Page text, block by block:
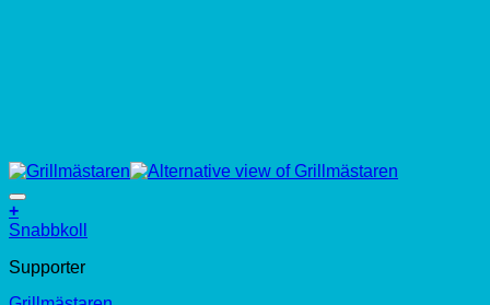
+
Snabbkoll
Supporter